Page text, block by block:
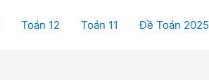
Toán 12 Toán 11 Đề Toán 2025